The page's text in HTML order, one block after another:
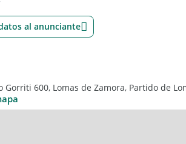
al anunciante
Gorriti 600, Lomas de Zamora, Partido de